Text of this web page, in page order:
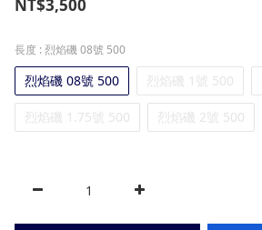
NT$3,500
長度 : 烈焰磯 08號 500
烈焰磯 08號 500 烈焰磯 1號 500
烈焰磯 1.75號 500 烈焰磯 2號 500